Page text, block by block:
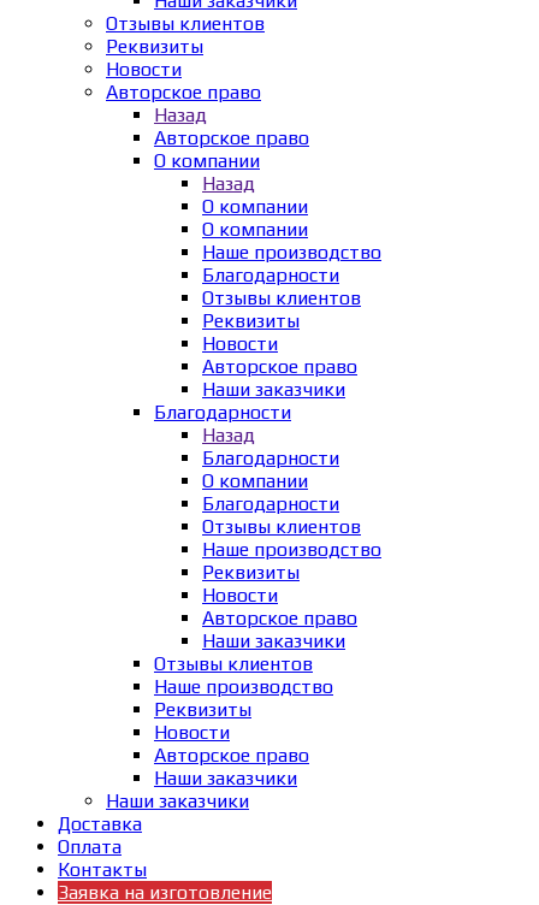
Отзывы клиентов
Реквизиты
Новости
Авторское право
Назад
Авторское право
О компании
Назад
О компании
О компании
Наше производство
Благодарности
Отзывы клиентов
Реквизиты
Новости
Авторское право
Наши заказчики
Благодарности
Назад
Благодарности
О компании
Благодарности
Отзывы клиентов
Наше производство
Реквизиты
Новости
Авторское право
Наши заказчики
Отзывы клиентов
Наше производство
Реквизиты
Новости
Авторское право
Наши заказчики
Наши заказчики
Доставка
Оплата
Контакты
Заявка на изготовление